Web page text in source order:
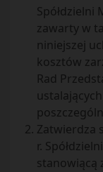
Spółdzielni
zawarty w
niniejszej
kosztów
Rad
Zatwierdza
r.
stanowiącą